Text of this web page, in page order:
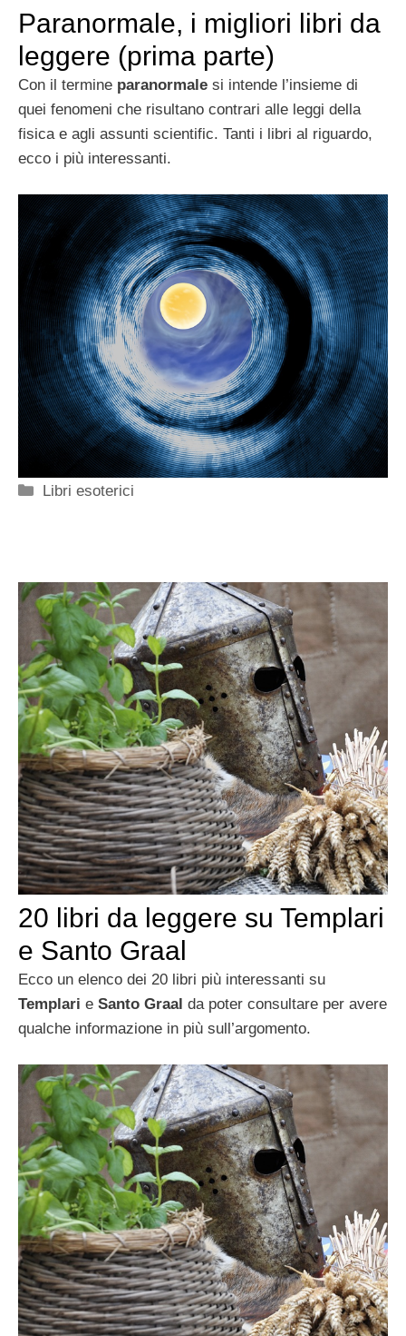
Paranormale, i migliori libri da
leggere (prima parte)
Con il termine paranormale si intende l’insieme di
quei fenomeni che risultano contrari alle leggi della
fisica e agli assunti scientific. Tanti i libri al riguardo,
ecco i più interessanti.
Categorie
Libri esoterici
20 libri da leggere su Templari
e Santo Graal
Ecco un elenco dei 20 libri più interessanti su
Templari e Santo Graal da poter consultare per avere
qualche informazione in più sull’argomento.